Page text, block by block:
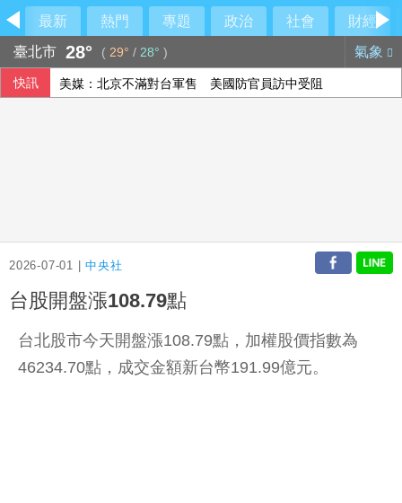
最新 熱門 專題 政治 社會
財經
臺北市 28° ( 29° / 28° ) 氣象
快訊 美媒：北京不滿對台軍售 美國防官員訪中受阻
2026-07-01 |中央社
台股開盤漲108.79點
台北股市今天開盤漲108.79點，加權股價指數為
46234.70點，成交金額新台幣191.99億元。